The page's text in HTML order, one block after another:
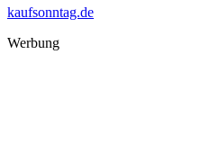
kaufsonntag.de
Werbung